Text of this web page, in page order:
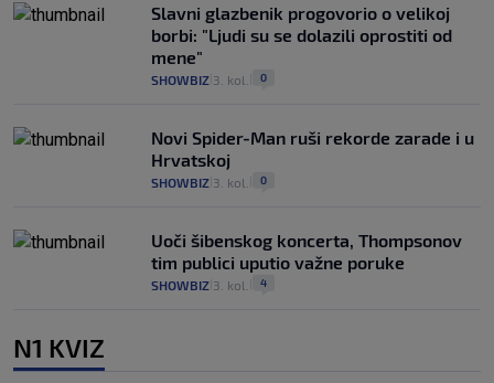
Slavni glazbenik progovorio o velikoj
borbi: "Ljudi su se dolazili oprostiti od
mene"
SHOWBIZ 3. kol. 0
Novi Spider-Man ruši rekorde zarade i u
Hrvatskoj
SHOWBIZ 3. kol. 0
Uoči šibenskog koncerta, Thompsonov
tim publici uputio važne poruke
SHOWBIZ 3. kol. 4
N1 KVIZ